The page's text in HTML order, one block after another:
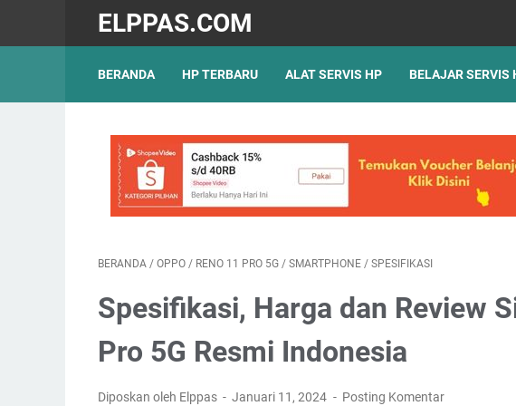
ELPPAS.COM
BERANDA HP TERBARU ALAT SERVIS HP BELAJAR SERVIS
BERANDA / OPPO / RENO 11 PRO 5G / SMARTPHONE / SPESIFIKASI
Spesifikasi, Harga dan Review
Pro 5G Resmi Indonesia
Diposkan oleh Elppas Januari 11, 2024 Posting Komentar